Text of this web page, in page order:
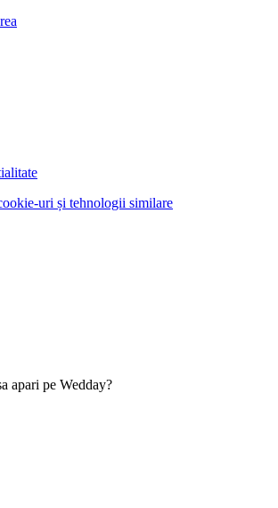
uri și tehnologii similare
apari pe Wedday?